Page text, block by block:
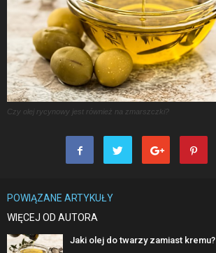
Czy olej rycynowy jest również na zmarszczki?
POWIĄZANE ARTYKUŁY
WIĘCEJ OD AUTORA
Jaki olej do twarzy zamiast kremu?